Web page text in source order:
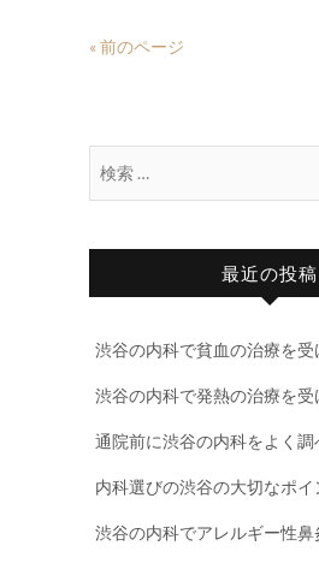
« 前のページ
最近の投稿
渋谷の内科で貧血の治療を受
渋谷の内科で発熱の治療を受
通院前に渋谷の内科をよく調
内科選びの渋谷の大切なポイ
渋谷の内科でアレルギー性鼻